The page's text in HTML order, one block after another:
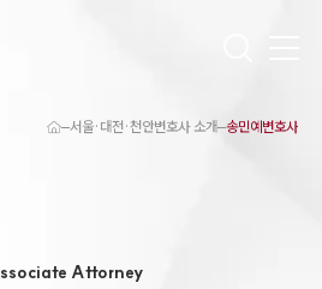
서울·대전·천안변호사 소개 송민예변호사
Attorney